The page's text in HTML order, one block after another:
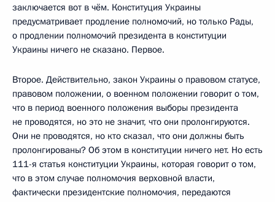
заключается вот в чём. Конституция Украины
предусматривает продление полномочий, но только Рады,
о продлении полномочий президента в конституции
Украины ничего не сказано. Первое.
Второе. Действительно, закон Украины о правовом статусе,
правовом положении, о военном положении говорит о том,
что в период военного положения выборы президента
не проводятся, но это не значит, что они пролонгируются.
Они не проводятся, но кто сказал, что они должны быть
пролонгированы? Об этом в конституции ничего нет. Но есть
111-я статья конституции Украины, которая говорит о том,
что в этом случае полномочия верховной власти,
фактически президентские полномочия, передаются